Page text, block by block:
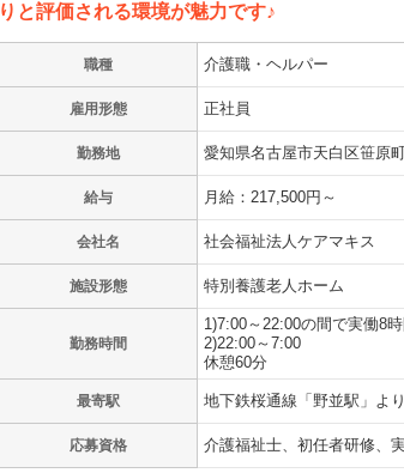
りと評価される環境が魅力です♪
職種 介護職・ヘルパー
雇用形態 正社員
勤務地 愛知県名古屋市天白区笹原
給与 月給：217,500円～
会社名 社会福祉法人ケアマキス
施設形態 特別養護老人ホーム
勤務時間
1)7:00～22:00の間で実働8時
2)22:00～7:00
休憩60分
最寄駅 地下鉄桜通線「野並駅」よ
応募資格 介護福祉士、初任者研修、